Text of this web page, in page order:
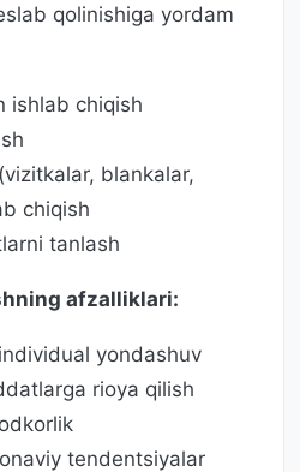
qolinishiga yordam
ishlab chiqish
blankalar,
chiqish
tanlash
afzalliklari:
yondashuv
rioya qilish
tendentsiyalar